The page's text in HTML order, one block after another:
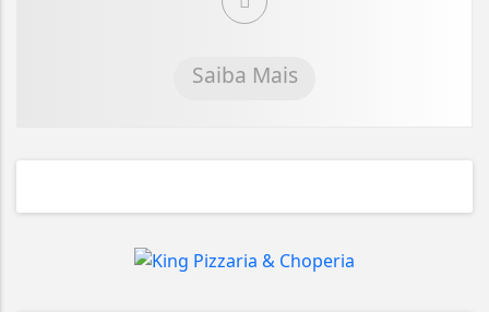
Saiba Mais